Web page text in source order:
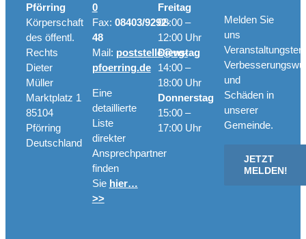
Pförring
Körperschaft
des öffentl.
Rechts
Dieter
Müller
Marktplatz 1
85104
Pförring
Deutschland
0
Fax: 08403/9292-
48
Mail: poststelle@vg-
pfoerring.de
Eine
detaillierte
Liste
direkter
Ansprechpartner
finden
Sie hier…
>>
Freitag
08:00 –
12:00 Uhr
Dienstag
14:00 –
18:00 Uhr
Donnerstag
15:00 –
17:00 Uhr
Melden Sie
uns
und
Schäden in
unserer
Gemeinde.
JETZT
MELDEN!